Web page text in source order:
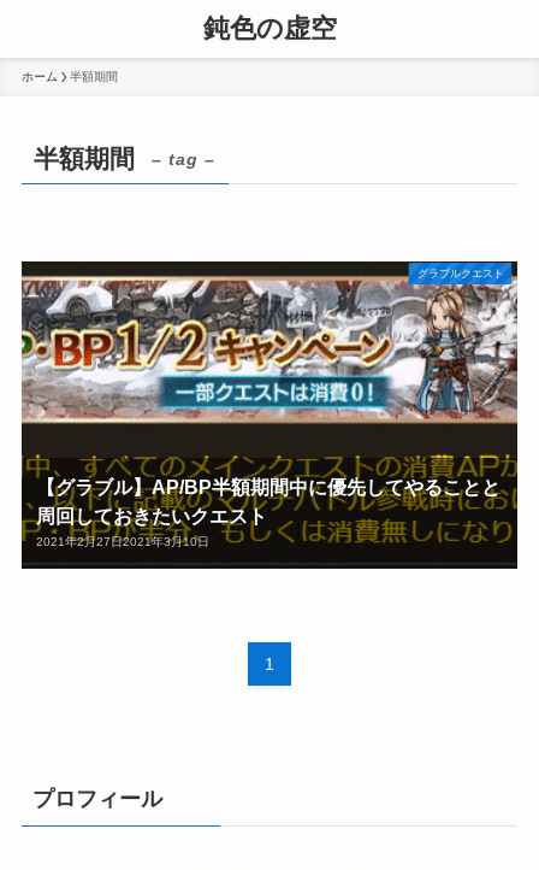
鈍色の虚空
ホーム 半額期間
半額期間 – tag –
グラブルクエスト
【グラブル】AP/BP半額期間中に優先してやることと
周回しておきたいクエスト
2021年2月27日2021年3月10日
1
プロフィール